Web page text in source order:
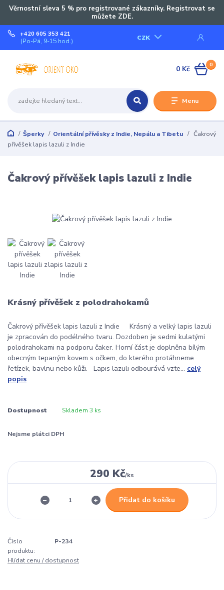
Věrnostní sleva 5 % pro registrované zákazníky. Registrovat se
můžete ZDE.
Menu
CZK
+420 605 353 421
(Po-Pá, 9-15 hod.)
0
0 Kč
Šperky Orientální přívěsky z Indie, Nepálu a Tibetu
Čakrový
přívěšek lapis lazuli z Indie
Čakrový přívěšek lapis lazuli z Indie
Krásný přívěšek z polodrahokamů
Čakrový přívěšek lapis lazuli z Indie Krásný a velký lapis lazuli
je zpracován do podélného tvaru. Dozdoben je sedmi kulatými
polodrahokami na podporu čaker. Horní část je doplněna bílým
obecným tepaným kovem s očkem, do kterého protáhneme
řetízek, bavlnu nebo kůži. Lapis lazuli odbourává vzte... celý
popis
Dostupnost Skladem 3 ks
Nejsme plátci DPH
290 Kč/ks
Přidat do košíku
Číslo
produktu:
P-234
Hlídat cenu / dostupnost